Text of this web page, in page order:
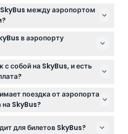
между аэропортом
10 минут в часы пик
15 минут в другое время,
4:00 до 1:00 (возможны
уточняйте при
в аэропорту
в Терминалах 1, 3 и 4
Просто следуйте
посадки SkyBus.
собой на SkyBus, и есть
дополнительных
облегчает поездки с
поездка от аэропорта
SkyBus?
минут в часы пик (возможны
для билетов SkyBus?